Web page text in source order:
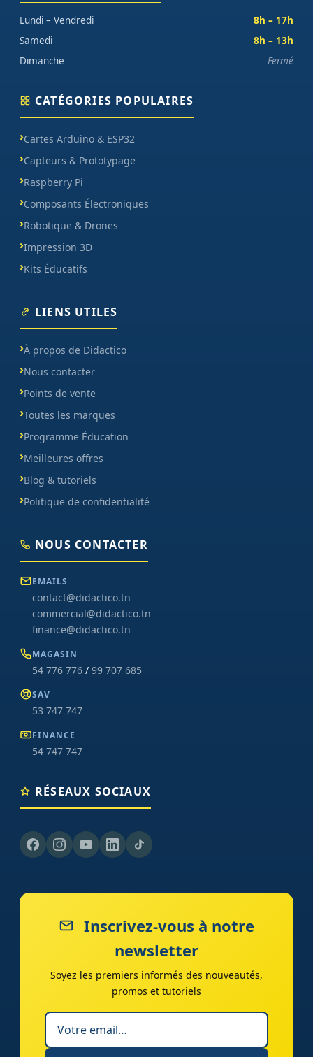
Lundi – Vendredi
8h – 17h
Samedi
8h – 13h
Dimanche
Fermé
CATÉGORIES POPULAIRES
Cartes Arduino & ESP32
Capteurs & Prototypage
Raspberry Pi
Composants Électroniques
Robotique & Drones
Impression 3D
Kits Éducatifs
LIENS UTILES
À propos de Didactico
Nous contacter
Points de vente
Toutes les marques
Programme Éducation
Meilleures offres
Blog & tutoriels
Politique de confidentialité
NOUS CONTACTER
EMAILS
contact@didactico.tn
commercial@didactico.tn
finance@didactico.tn
MAGASIN
54 776 776 / 99 707 685
SAV
53 747 747
FINANCE
54 747 747
RÉSEAUX SOCIAUX
Inscrivez-vous à notre
newsletter
Soyez les premiers informés des nouveautés,
promos et tutoriels